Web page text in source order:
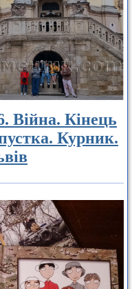
Війна. Кінець
Курник.